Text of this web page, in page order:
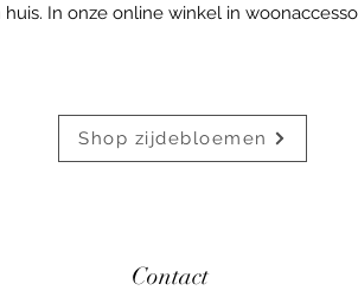
In onze online winkel in
Shop zijdebloemen
Contact